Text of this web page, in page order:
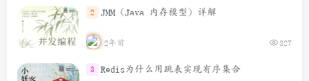
2 JMM（Java 内存模型）详解
2年前 327
3 Redis为什么用跳表实现有序集合